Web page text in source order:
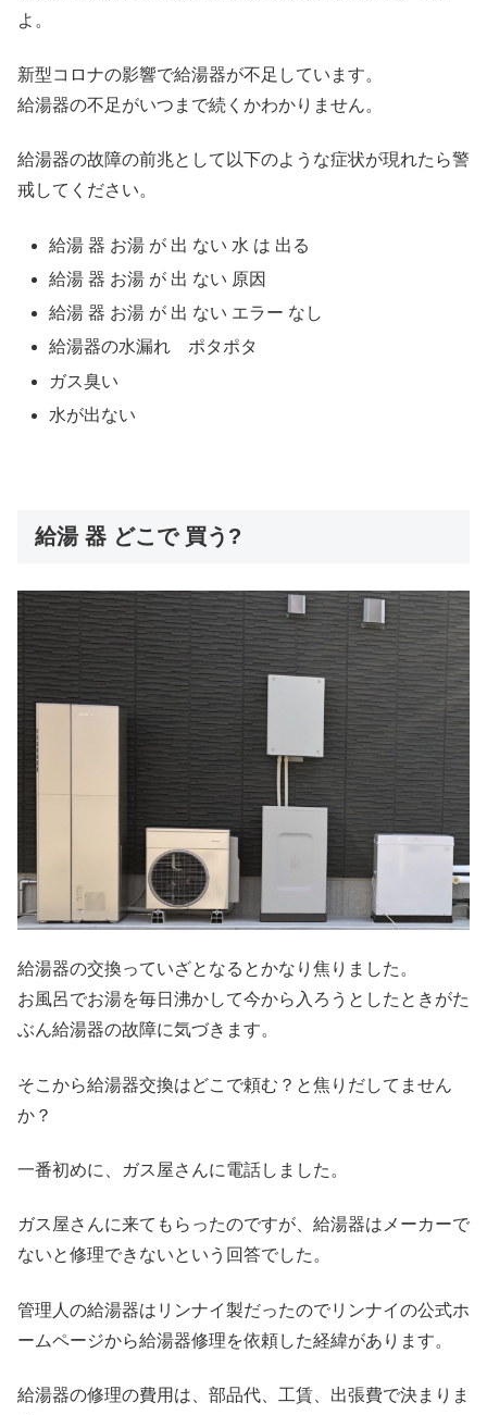
よ。
新型コロナの影響で給湯器が不足しています。
給湯器の不足がいつまで続くかわかりません。
給湯器の故障の前兆として以下のような症状が現れたら警
戒してください。
給湯 器 お湯 が 出 ない 水 は 出る
給湯 器 お湯 が 出 ない 原因
給湯 器 お湯 が 出 ない エラー なし
給湯器の水漏れ ポタポタ
ガス臭い
水が出ない
給湯 器 どこで 買う?
給湯器の交換っていざとなるとかなり焦りました。
お風呂でお湯を毎日沸かして今から入ろうとしたときがた
ぶん給湯器の故障に気づきます。
そこから給湯器交換はどこで頼む？と焦りだしてません
か？
一番初めに、ガス屋さんに電話しました。
ガス屋さんに来てもらったのですが、給湯器はメーカーで
ないと修理できないという回答でした。
管理人の給湯器はリンナイ製だったのでリンナイの公式ホ
ームページから給湯器修理を依頼した経緯があります。
給湯器の修理の費用は、部品代、工賃、出張費で決まりま